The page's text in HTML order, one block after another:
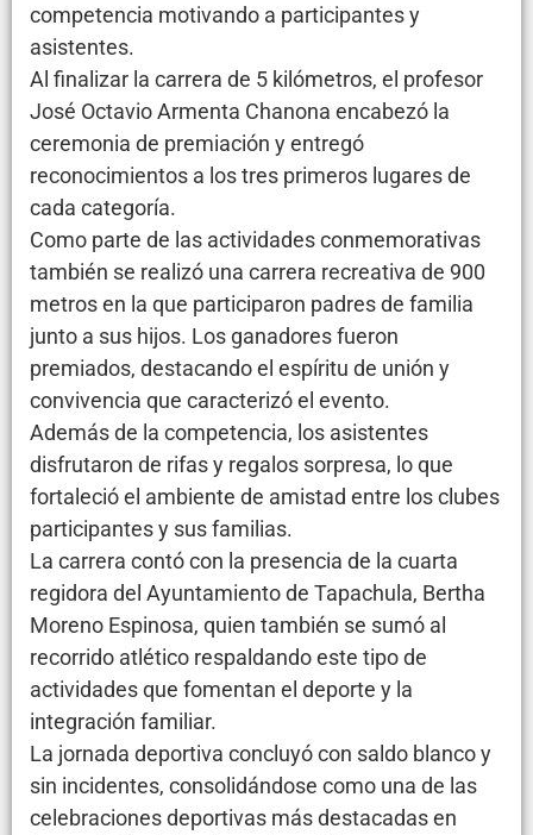
competencia motivando a participantes y
asistentes.
Al finalizar la carrera de 5 kilómetros, el profesor
José Octavio Armenta Chanona encabezó la
ceremonia de premiación y entregó
reconocimientos a los tres primeros lugares de
cada categoría.
Como parte de las actividades conmemorativas
también se realizó una carrera recreativa de 900
metros en la que participaron padres de familia
junto a sus hijos. Los ganadores fueron
premiados, destacando el espíritu de unión y
convivencia que caracterizó el evento.
Además de la competencia, los asistentes
disfrutaron de rifas y regalos sorpresa, lo que
fortaleció el ambiente de amistad entre los clubes
participantes y sus familias.
La carrera contó con la presencia de la cuarta
regidora del Ayuntamiento de Tapachula, Bertha
Moreno Espinosa, quien también se sumó al
recorrido atlético respaldando este tipo de
actividades que fomentan el deporte y la
integración familiar.
La jornada deportiva concluyó con saldo blanco y
sin incidentes, consolidándose como una de las
celebraciones deportivas más destacadas en